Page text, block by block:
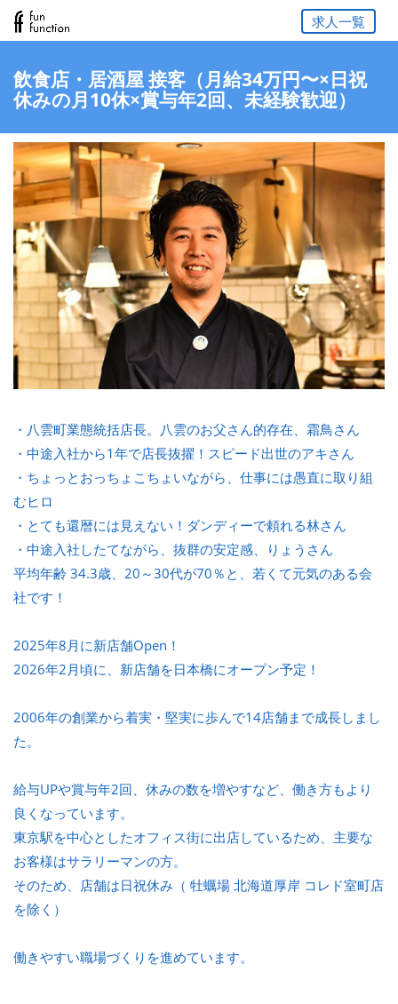
求人一覧
飲食店・居酒屋 接客（月給34万円〜×日祝
休みの月10休×賞与年2回、未経験歓迎）
・八雲町業態統括店長。八雲のお父さん的存在、霜鳥さん
・中途入社から1年で店長抜擢！スピード出世のアキさん
・ちょっとおっちょこちょいながら、仕事には愚直に取り組
むヒロ
・とても還暦には見えない！ダンディーで頼れる林さん
・中途入社したてながら、抜群の安定感、りょうさん
平均年齢 34.3歳、20～30代が70％と、若くて元気のある会
社です！
2025年8月に新店舗Open！
2026年2月頃に、新店舗を日本橋にオープン予定！
2006年の創業から着実・堅実に歩んで14店舗まで成長しまし
た。
給与UPや賞与年2回、休みの数を増やすなど、働き方もより
良くなっています。
東京駅を中心としたオフィス街に出店しているため、主要な
お客様はサラリーマンの方。
そのため、店舗は日祝休み（ 牡蠣場 北海道厚岸 コレド室町店
を除く）
働きやすい職場づくりを進めています。